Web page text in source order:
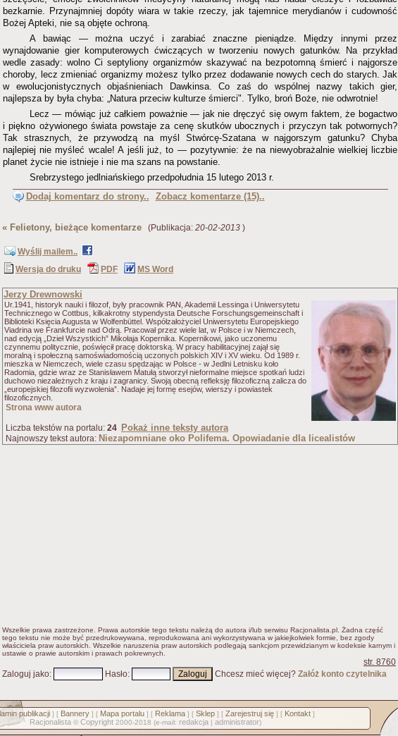
bezkarnie. Przynajmniej dopóty wiara w takie rzeczy, jak tajemnice merydianów i cudowność
Bożej Apteki, nie są objęte ochroną.
A bawiąc — można uczyć i zarabiać znaczne pieniądze. Między innymi przez
wynajdowanie gier komputerowych ćwiczących w tworzeniu nowych gatunków. Na przykład
wedle zasady: wolno Ci septyliony organizmów skazywać na bezpotomną śmierć i najgorsze
choroby, lecz zmieniać organizmy możesz tylko przez dodawanie nowych cech do starych. Jak
w ewolucjonistycznych objaśnieniach Dawkinsa. Co zaś do wspólnej nazwy takich gier,
najlepsza by była chyba: „Natura przeciw kulturze śmierci". Tylko, broń Boże, nie odwrotnie!
Lecz — mówiąc już całkiem poważnie — jak nie dręczyć się owym faktem, że bogactwo
i piękno ożywionego świata powstaje za cenę skutków ubocznych i przyczyn tak potwornych?
Tak strasznych, że przywodzą na myśl Stwórcę-Szatana w najgorszym gatunku? Chyba
najlepiej nie myśleć wcale! A jeśli już, to — pozytywnie: że na niewyobrażalnie wielkiej liczbie
planet życie nie istnieje i nie ma szans na powstanie.
Srebrzystego jedlniańskiego przedpołudnia 15 lutego 2013 r.
Dodaj komentarz do strony..
Zobacz komentarze (15)..
« Felietony, bieżące komentarze (Publikacja: 20-02-2013 )
Wyślij mailem..
Wersja do druku
PDF MS Word
Jerzy Drewnowski
Ur.1941, historyk nauki i filozof, były pracownik PAN, Akademii Lessinga i Uniwersytetu
Technicznego w Cottbus, kilkakrotny stypendysta Deutsche Forschungsgemeinschaft i
Biblioteki Księcia Augusta w Wolfenbüttel. Współzałożyciel Uniwersytetu Europejskiego
Viadrina we Frankfurcie nad Odrą. Pracował przez wiele lat, w Polsce i w Niemczech,
nad edycją „Dzieł Wszystkich” Mikołaja Kopernika. Kopernikowi, jako uczonemu
czynnemu politycznie, poświęcił pracę doktorską. W pracy habilitacyjnej zajął się
moralną i społeczną samoświadomością uczonych polskich XIV i XV wieku. Od 1989 r.
mieszka w Niemczech, wiele czasu spędzając w Polsce - w Jedlni Letnisku koło
Radomia, gdzie wraz ze Stanisławem Matułą stworzył nieformalne miejsce spotkań ludzi
duchowo niezależnych z kraju i zagranicy. Swoją obecną refleksję filozoficzną zalicza do
„europejskiej filozofii wyzwolenia”. Nadaje jej formę esejów, wierszy i powiastek
filozoficznych.
Strona www autora
Liczba tekstów na portalu: 24 Pokaż inne teksty autora
Najnowszy tekst autora: Niezapomniane oko Polifema. Opowiadanie dla licealistów
Wszelkie prawa zastrzeżone. Prawa autorskie tego tekstu należą do autora i/lub serwisu Racjonalista.pl. Żadna część
tego tekstu nie może być przedrukowywana, reprodukowana ani wykorzystywana w jakiejkolwiek formie, bez zgody
właściciela praw autorskich. Wszelkie naruszenia praw autorskich podlegają sankcjom przewidzianym w kodeksie karnym i
ustawie o prawie autorskim i prawach pokrewnych.
str. 8760
Zaloguj jako: Hasło: Chcesz mieć więcej? Załóż konto czytelnika
publikacji] [ Bannery] [ Mapa portalu] [ Reklama] [ Sklep] [ Zarejestruj się] [ Kontakt]
Racjonalista © Copyright 2000-2018 (e-mail: redakcja | administrator)